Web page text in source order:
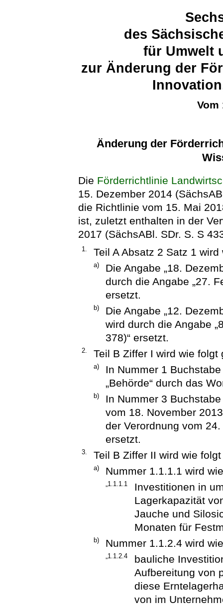
des
für Umwelt
zur Änderung der
Vom
Änderung der
Die Förderrichtlinie
15. Dezember 2014
die Richtlinie vom 15. Mai
ist, zuletzt enthalten in der
2017 (SächsABl. SDr. S. S
1. Teil A Absatz 2 Satz 1
a)
Die Angabe „18.
durch die Angabe „27.
ersetzt.
b)
Die Angabe „12.
wird durch die Angabe
378)“ ersetzt.
2. Teil B Ziffer I wird wie folgt
a)
In Nummer 1
„Behörde“ durch das
b)
In Nummer 3
vom 18. November
der Verordnung vom
ersetzt.
3. Teil B Ziffer II wird wie
a) Nummer 1.1.1.1 wird
„1.1.1.1
Investitionen in
Lagerkapazität
Jauche und
Monaten für
b) Nummer 1.1.2.4 wird
„1.1.2.4
bauliche
Aufbereitung von
diese
von im